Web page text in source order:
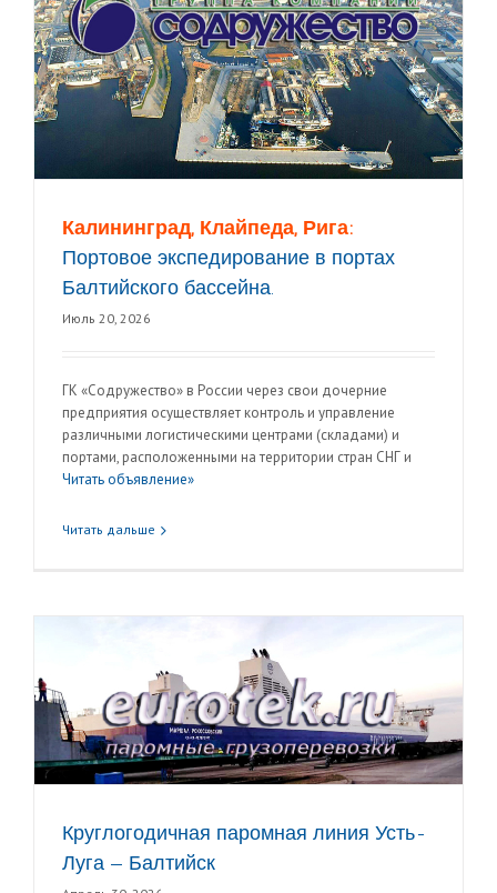
Калининград, Клайпеда, Рига:
Портовое экспедирование в портах
Балтийского бассейна.
Июль 20, 2026
ГК «Содружество» в России через свои дочерние
предприятия осуществляет контроль и управление
различными логистическими центрами (складами) и
портами, расположенными на территории стран СНГ и
Читать объявление»
Читать дальше
Круглогодичная паромная линия Усть-
Луга — Балтийск